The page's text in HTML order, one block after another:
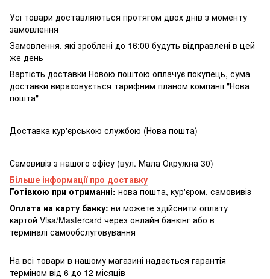
Усі товари доставляються протягом двох днів з моменту
замовлення
Замовлення, які зроблені до 16:00 будуть відправлені в цей
же день
Вартість доставки Новою поштою оплачує покупець, сума
доставки вираховується тарифним планом компанії "Нова
пошта"
Доставка кур'єрською службою (Нова пошта)
Самовивіз з нашого офісу (вул. Мала Окружна 30)
Більше інформації про доставку
Готівкою при отриманні: нова пошта, кур'єром, самовивіз
Оплата на карту банку: ви можете здійснити оплату
картой Visa/Mastercard через онлайн банкінг або в
терміналі самообслуговування
На всі товари в нашому магазині надається гарантія
терміном від 6 до 12 місяців